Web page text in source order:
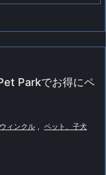
Parkでお得にペ
ウィンクル , ペット、子犬